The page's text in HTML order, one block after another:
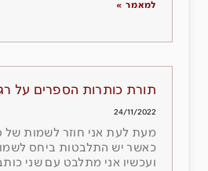
למאמר »
תורת כותרות הספרים על
24/11/2022
מעת לעת אני חוזר לשמות של
כאשר יש התלבטות ביחס
ועכשיו אני מתלבט עם שני